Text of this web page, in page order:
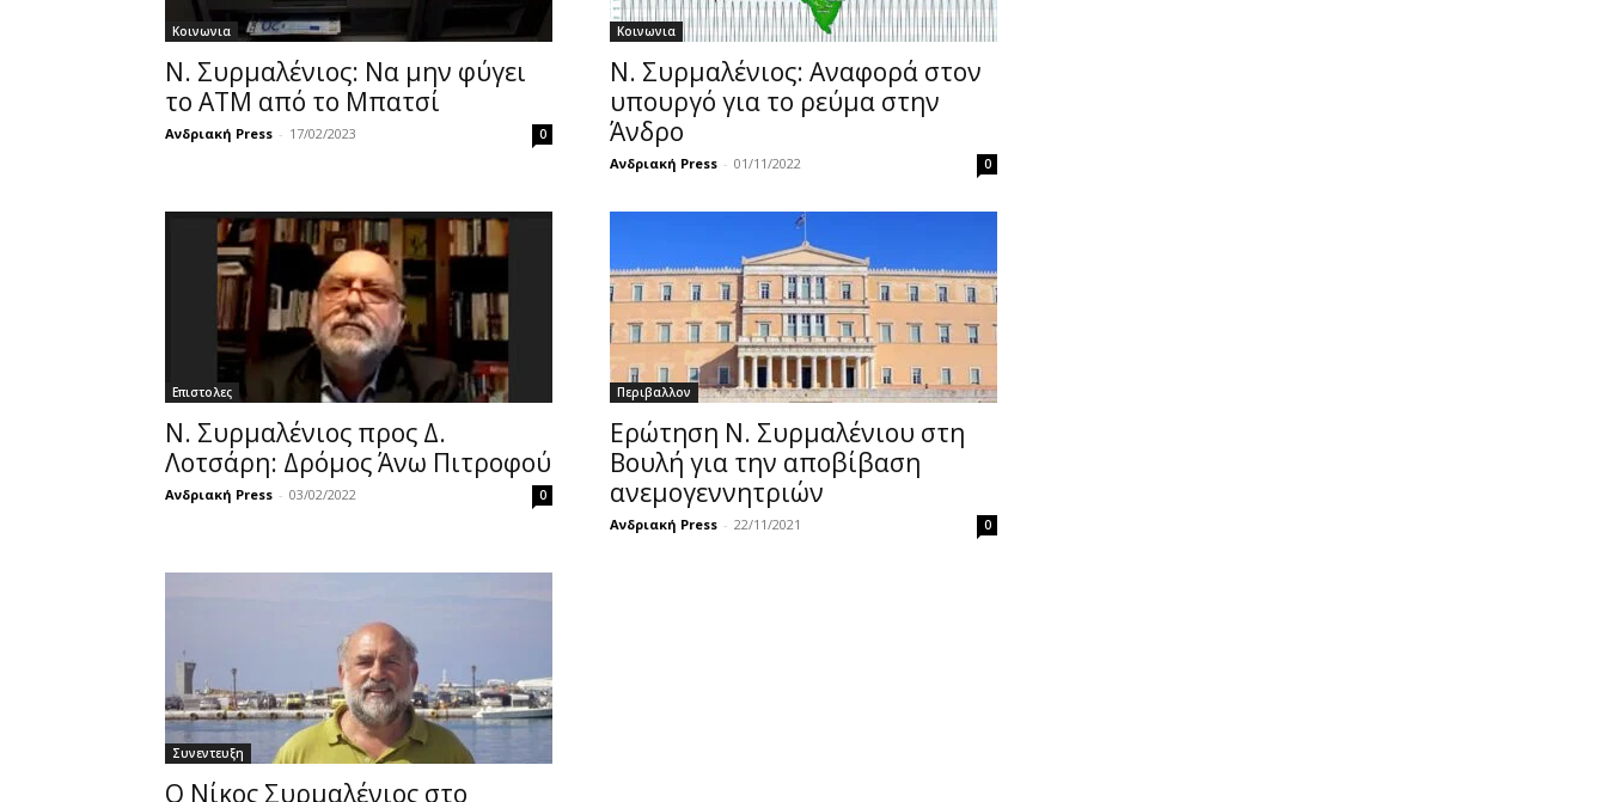
Κοινωνια
Ν. Συρμαλένιος: Να μην φύγει
το ΑΤΜ από το Μπατσί
Ανδριακή Press - 17/02/2023 0
Κοινωνια
Ν. Συρμαλένιος: Αναφορά στον
υπουργό για το ρεύμα στην
Άνδρο
Ανδριακή Press - 01/11/2022 0
Επιστολες
Ν. Συρμαλένιος προς Δ.
Λοτσάρη: Δρόμος Άνω Πιτροφού
Ανδριακή Press - 03/02/2022 0
Περιβαλλον
Ερώτηση Ν. Συρμαλένιου στη
Βουλή για την αποβίβαση
ανεμογεννητριών
Ανδριακή Press - 22/11/2021 0
Συνεντευξη
Ο Νίκος Συρμαλένιος στο